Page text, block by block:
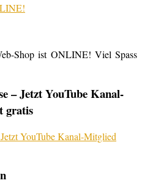
Shop ist ONLINE! Viel Spass
– Jetzt YouTube Kanal-
gratis